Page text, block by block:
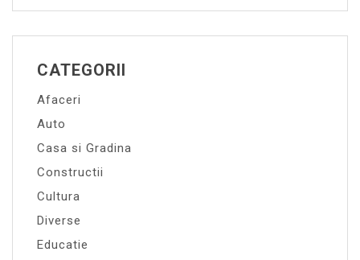
CATEGORII
Afaceri
Auto
Casa si Gradina
Constructii
Cultura
Diverse
Educatie